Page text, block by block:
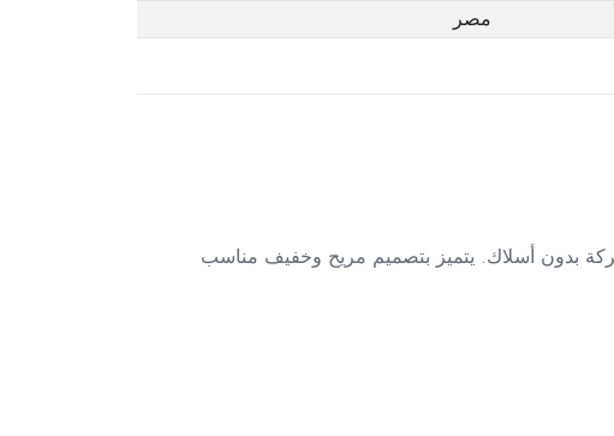
مصر
بتقنية 2.4 جيجاهرتز، مما يمنحك حرية الحركة بدون أسلاك. يتميز بتصميم مريح وخفيف مناسب